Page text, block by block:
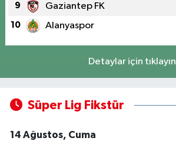
9 Gaziantep FK
10 Alanyaspor
Detaylar için tıklayın
Süper Lig Fikstür
14 Ağustos, Cuma